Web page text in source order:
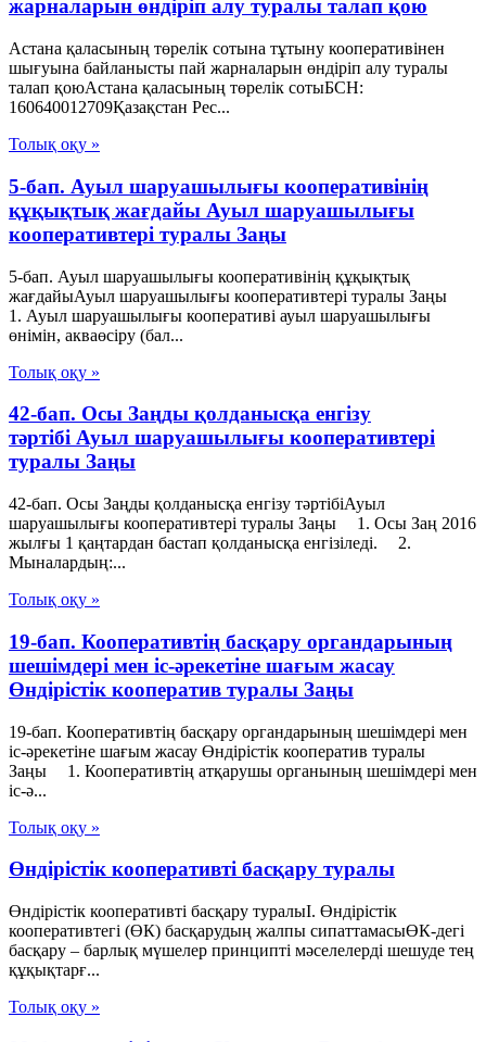
жарналарын өндіріп алу туралы талап қою
Астана қаласының төрелік сотына тұтыну кооперативінен
шығуына байланысты пай жарналарын өндіріп алу туралы
талап қоюАстана қаласының төрелік сотыБСН:
160640012709Қазақстан Рес...
Толық оқу »
5-бап. Ауыл шаруашылығы кооперативінің
құқықтық жағдайы Ауыл шаруашылығы
кооперативтері туралы Заңы
5-бап. Ауыл шаруашылығы кооперативінің құқықтық
жағдайыАуыл шаруашылығы кооперативтері туралы Заңы
1. Ауыл шаруашылығы кооперативі ауыл шаруашылығы
өнімін, акваөсіру (бал...
Толық оқу »
42-бап. Осы Заңды қолданысқа енгізу
тәртібі Ауыл шаруашылығы кооперативтері
туралы Заңы
42-бап. Осы Заңды қолданысқа енгізу тәртібіАуыл
шаруашылығы кооперативтері туралы Заңы 1. Осы Заң 2016
жылғы 1 қаңтардан бастап қолданысқа енгізіледі. 2.
Мыналардың:...
Толық оқу »
19-бап. Кооперативтiң басқару органдарының
шешiмдерi мен iс-әрекетiне шағым жасау
Өндiрiстiк кооператив туралы Заңы
19-бап. Кооперативтiң басқару органдарының шешiмдерi мен
iс-әрекетiне шағым жасау Өндiрiстiк кооператив туралы
Заңы 1. Кооперативтiң атқарушы органының шешiмдерi мен
iс-ә...
Толық оқу »
Өндірістік кооперативті басқару туралы
Өндірістік кооперативті басқару туралыI. Өндірістік
кооперативтегі (ӨК) басқарудың жалпы сипаттамасыӨК-дегі
басқару – барлық мүшелер принципті мәселелерді шешуде тең
құқықтарғ...
Толық оқу »